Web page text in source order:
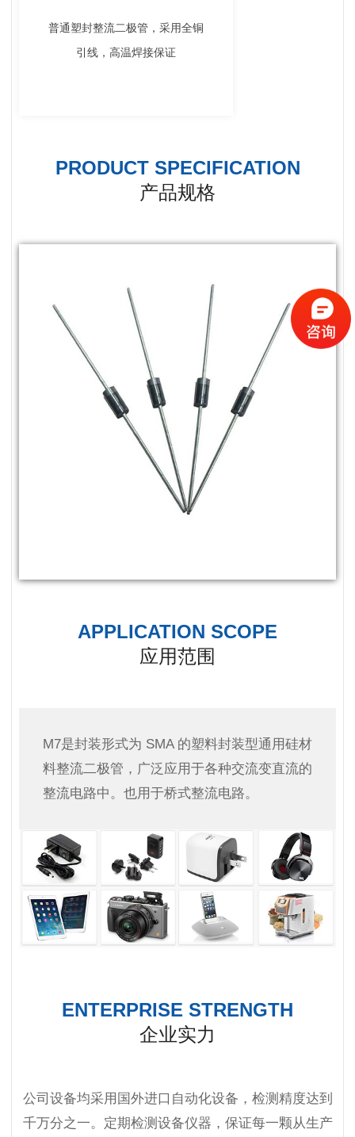
普通塑封整流二极管，采用全铜
引线，高温焊接保证
PRODUCT SPECIFICATION
产品规格
APPLICATION SCOPE
应用范围
M7是封装形式为 SMA 的塑料封装型通用硅材
料整流二极管，广泛应用于各种交流变直流的
整流电路中。也用于桥式整流电路。
ENTERPRISE STRENGTH
企业实力
公司设备均采用国外进口自动化设备，检测精度达到
千万分之一。定期检测设备仪器，保证每一颗从生产